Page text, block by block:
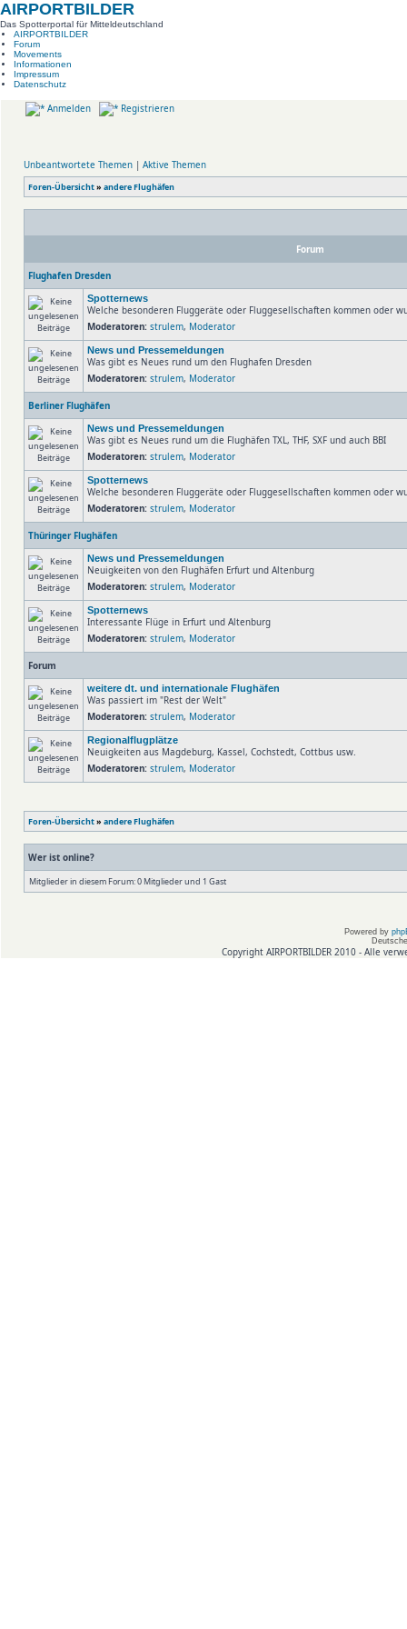
AIRPORTBILDER
Das Spotterportal für Mitteldeutschland
AIRPORTBILDER
Forum
Movements
Informationen
Impressum
Datenschutz
Anmelden Registrieren
Unbeantwortete Themen | Aktive Themen
Foren-Übersicht» andere Flughäfen
Forum
Flughafen Dresden
Spotternews
Welche besonderen Fluggeräte oder Fluggesellschaften kommen oder
Moderatoren: strulem, Moderator
News und Pressemeldungen
Was gibt es Neues rund um den Flughafen Dresden
Moderatoren: strulem, Moderator
Berliner Flughäfen
News und Pressemeldungen
Was gibt es Neues rund um die Flughäfen TXL, THF, SXF und auch BBI
Moderatoren: strulem, Moderator
Spotternews
Welche besonderen Fluggeräte oder Fluggesellschaften kommen oder
Moderatoren: strulem, Moderator
Thüringer Flughäfen
News und Pressemeldungen
Neuigkeiten von den Flughäfen Erfurt und Altenburg
Moderatoren: strulem, Moderator
Spotternews
Interessante Flüge in Erfurt und Altenburg
Moderatoren: strulem, Moderator
Forum
weitere dt. und internationale Flughäfen
Was passiert im "Rest der Welt"
Moderatoren: strulem, Moderator
Regionalflugplätze
Neuigkeiten aus Magdeburg, Kassel, Cochstedt, Cottbus usw.
Moderatoren: strulem, Moderator
Foren-Übersicht» andere Flughäfen
Wer ist online?
Mitglieder in diesem Forum: 0 Mitglieder und 1 Gast
Powered by
Copyright AIRPORTBILDER 2010 - Alle